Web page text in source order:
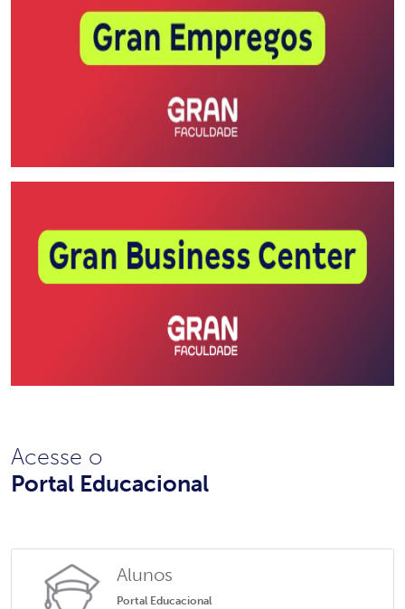
Acesse o
Portal Educacional
Alunos
Portal Educacional